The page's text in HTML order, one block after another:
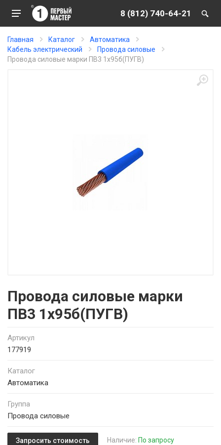
8 (812) 740-64-21
Главная Каталог
Автоматика
Кабель электрический
Провода силовые
Провода силовые марки ПВ3 1х95б(ПУГВ)
Провода силовые марки
ПВ3 1х95б(ПУГВ)
Артикул
177919
Каталог
Автоматика
Группа
Провода силовые
Запросить стоимость Наличие: По запросу